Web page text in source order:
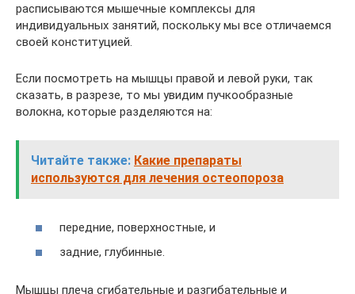
расписываются мышечные комплексы для
индивидуальных занятий, поскольку мы все отличаемся
своей конституцией.
Если посмотреть на мышцы правой и левой руки, так
сказать, в разрезе, то мы увидим пучкообразные
волокна, которые разделяются на:
Читайте также: Какие препараты
используются для лечения остеопороза
передние, поверхностные, и
задние, глубинные.
Мышцы плеча сгибательные и разгибательные и